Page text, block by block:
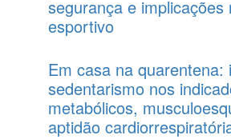
segurança e implicações
esportivo
Em casa na quarentena:
sedentarismo nos
metabólicos,
aptidão